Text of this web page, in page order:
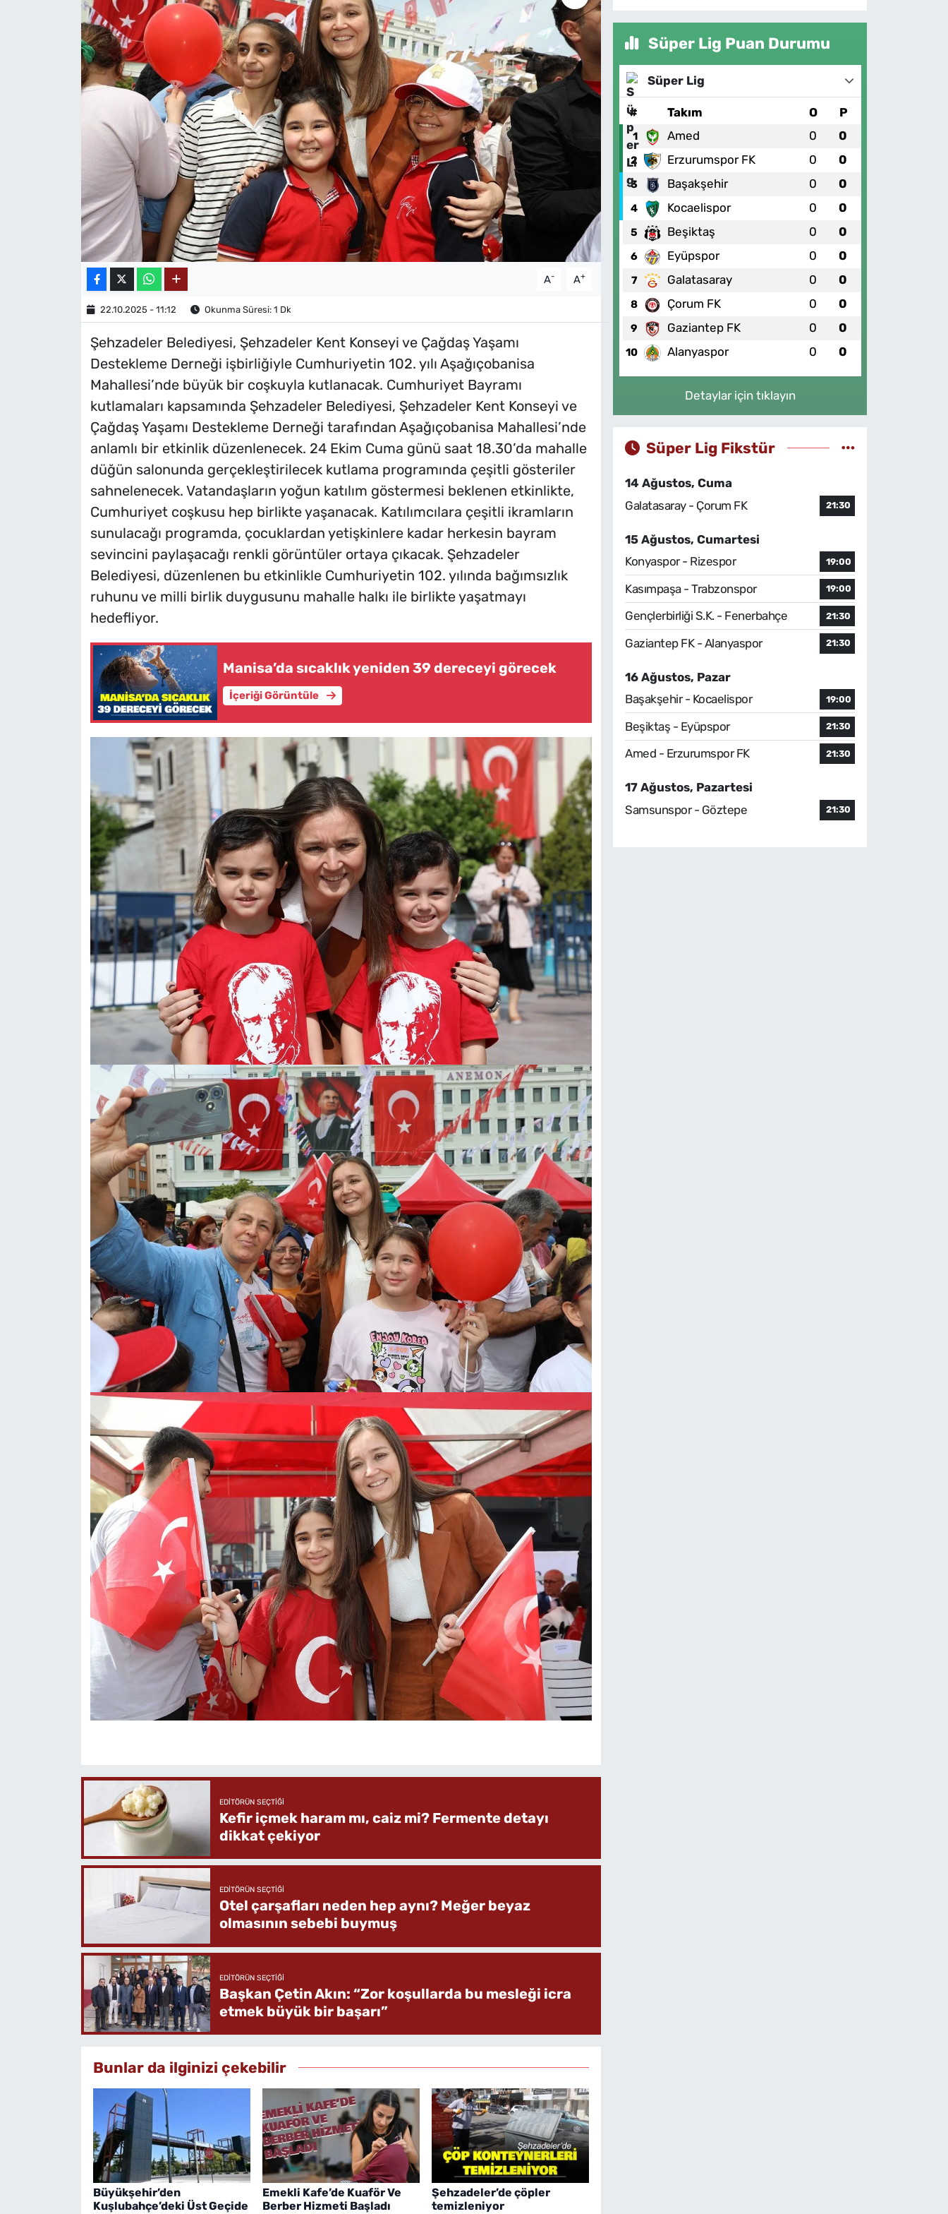
A- A+
22.10.2025 - 11:12 Okunma Süresi: 1 Dk
Şehzadeler Belediyesi, Şehzadeler Kent Konseyi ve Çağdaş Yaşamı
Destekleme Derneği işbirliğiyle Cumhuriyetin 102. yılı Aşağıçobanisa
Mahallesi’nde büyük bir coşkuyla kutlanacak. Cumhuriyet Bayramı
kutlamaları kapsamında Şehzadeler Belediyesi, Şehzadeler Kent Konseyi ve
Çağdaş Yaşamı Destekleme Derneği tarafından Aşağıçobanisa Mahallesi’nde
anlamlı bir etkinlik düzenlenecek. 24 Ekim Cuma günü saat 18.30’da mahalle
düğün salonunda gerçekleştirilecek kutlama programında çeşitli gösteriler
sahnelenecek. Vatandaşların yoğun katılım göstermesi beklenen etkinlikte,
Cumhuriyet coşkusu hep birlikte yaşanacak. Katılımcılara çeşitli ikramların
sunulacağı programda, çocuklardan yetişkinlere kadar herkesin bayram
sevincini paylaşacağı renkli görüntüler ortaya çıkacak. Şehzadeler
Belediyesi, düzenlenen bu etkinlikle Cumhuriyetin 102. yılında bağımsızlık
ruhunu ve milli birlik duygusunu mahalle halkı ile birlikte yaşatmayı
hedefliyor.
Manisa’da sıcaklık yeniden 39 dereceyi görecek
İçeriği Görüntüle
EDITÖRÜN SEÇTIĞI
Kefir içmek haram mı, caiz mi? Fermente detayı
dikkat çekiyor
EDITÖRÜN SEÇTIĞI
Otel çarşafları neden hep aynı? Meğer beyaz
olmasının sebebi buymuş
EDITÖRÜN SEÇTIĞI
Başkan Çetin Akın: “Zor koşullarda bu mesleği icra
etmek büyük bir başarı”
Bunlar da ilginizi çekebilir
Büyükşehir’den
Kuşlubahçe’deki Üst Geçide
Emekli Kafe’de Kuaför Ve
Berber Hizmeti Başladı
Şehzadeler’de çöpler
temizleniyor
Süper Lig Puan Durumu
Süper Lig
# Takım O P
1 Amed 0 0
2 Erzurumspor FK 0 0
3 Başakşehir 0 0
4 Kocaelispor 0 0
5 Beşiktaş 0 0
6 Eyüpspor 0 0
7 Galatasaray 0 0
8 Çorum FK 0 0
9 Gaziantep FK 0 0
10 Alanyaspor 0 0
Detaylar için tıklayın
Süper Lig Fikstür
14 Ağustos, Cuma
Galatasaray - Çorum FK
21:30
15 Ağustos, Cumartesi
Konyaspor - Rizespor
19:00
Kasımpaşa - Trabzonspor 19:00
Gençlerbirliği S.K. - Fenerbahçe 21:30
Gaziantep FK - Alanyaspor 21:30
16 Ağustos, Pazar
Başakşehir - Kocaelispor
19:00
Beşiktaş - Eyüpspor 21:30
Amed - Erzurumspor FK 21:30
17 Ağustos, Pazartesi
Samsunspor - Göztepe
21:30
MAGAZİN